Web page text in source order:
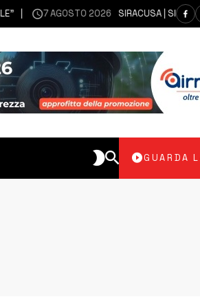
7 AGOSTO 2026 SIRACUSA | SIANO MESSI
GUARDA